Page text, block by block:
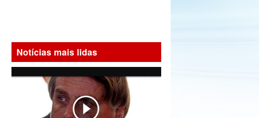
Notícias mais lidas